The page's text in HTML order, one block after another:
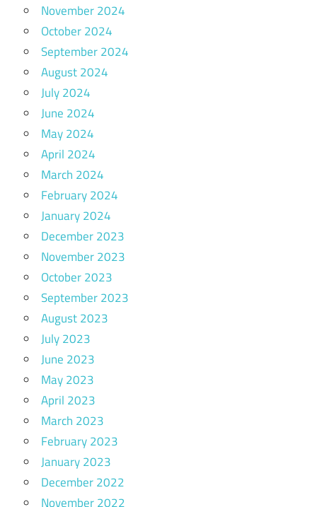
November 2024
October 2024
September 2024
August 2024
July 2024
June 2024
May 2024
April 2024
March 2024
February 2024
January 2024
December 2023
November 2023
October 2023
September 2023
August 2023
July 2023
June 2023
May 2023
April 2023
March 2023
February 2023
January 2023
December 2022
November 2022